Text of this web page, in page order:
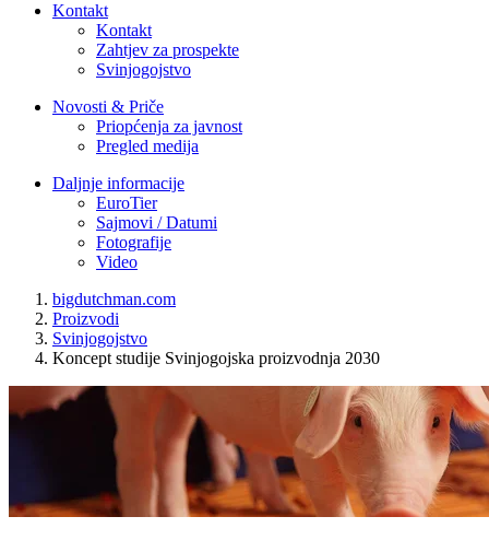
Kontakt
Kontakt
Zahtjev za prospekte
Svinjogojstvo
Novosti & Priče
Priopćenja za javnost
Pregled medija
Daljnje informacije
EuroTier
Sajmovi / Datumi
Fotografije
Video
bigdutchman.com
Proizvodi
Svinjogojstvo
Koncept studije Svinjogojska proizvodnja 2030